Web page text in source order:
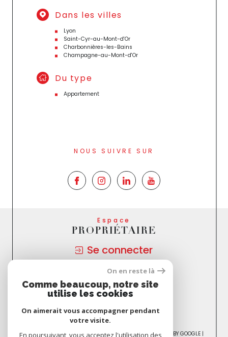
Dans les villes
Lyon
Saint-Cyr-au-Mont-d'Or
Charbonnières-les-Bains
Champagne-au-Mont-d'Or
Du type
Appartement
NOUS SUIVRE SUR
Espace
PROPRIÉTAIRE
Se connecter
Nous
ADHÉRONS
© 2026 | TOUS DROITS RÉSERVÉS | TRADUCTION POWERED BY GOOGLE |
On en reste là
Comme beaucoup, notre site
utilise les cookies
On aimerait vous accompagner pendant
votre visite.
En poursuivant, vous acceptez l'utilisation des